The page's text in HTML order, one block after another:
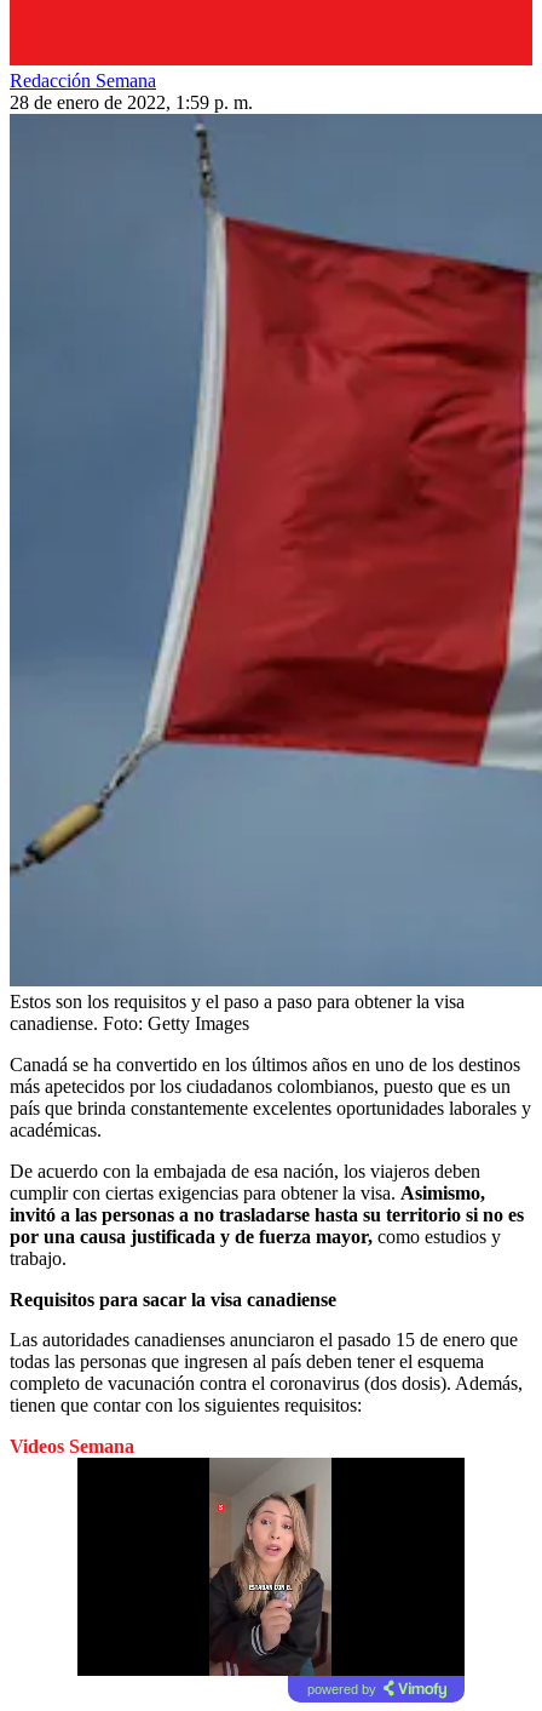
Redacción Semana
28 de enero de 2022, 1:59 p. m.
Estos son los requisitos y el paso a paso para obtener la visa
canadiense. Foto: Getty Images
Canadá se ha convertido en los últimos años en uno de los destinos
más apetecidos por los ciudadanos colombianos, puesto que es un
país que brinda constantemente excelentes oportunidades laborales y
académicas.
De acuerdo con la embajada de esa nación, los viajeros deben
cumplir con ciertas exigencias para obtener la visa. Asimismo,
invitó a las personas a no trasladarse hasta su territorio si no es
por una causa justificada y de fuerza mayor, como estudios y
trabajo.
Requisitos para sacar la visa canadiense
Las autoridades canadienses anunciaron el pasado 15 de enero que
todas las personas que ingresen al país deben tener el esquema
completo de vacunación contra el coronavirus (dos dosis). Además,
tienen que contar con los siguientes requisitos:
Videos Semana
powered by